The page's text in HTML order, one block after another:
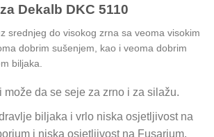
Dekalb DKC 5110
srednjeg do visokog zrna sa veoma visokim
dobrim sušenjem, kao i veoma dobrim
biljaka.
može da se seje za zrno i za silažu.
biljaka i vrlo niska osjetljivost na
i niska osjetljivost na Fusarium.